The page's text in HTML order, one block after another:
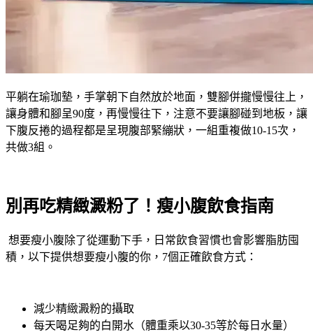
平躺在瑜珈墊，手掌朝下自然放於地面，雙腳併攏慢慢往上，
讓身體和腳呈90度，再慢慢往下，注意不要讓腳碰到地板，讓
下腹反捲的過程都是呈現腹部緊繃狀，一組重複做10-15次，
共做3組。
別再吃精緻澱粉了！瘦小腹飲食指南
想要瘦小腹除了從運動下手，日常飲食習慣也會影響脂肪囤
積，以下提供想要瘦小腹的你，7個正確飲食方式：
減少精緻澱粉的攝取
每天喝足夠的白開水（體重乘以30-35等於每日水量）